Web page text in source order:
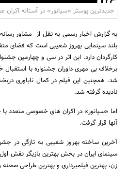
جدیدترین پوستر «سیانور» در آستانه اکران
به گزارش اخبار رسمی به نقل از مشاور
بلند سینمایی بهروز شعیبی است که فضای
کارگردان دارد. این اثر در سی و چهارمین
برخلاف بی مهری داوران جشنواره با
شد. همچنین این فیلم در کمال ناباوری
نادیده گرفته شد.
اما «سیانور» در اکران های خصوصی متعدد
آنها قرار گرفت.
آخرین ساخته بهروز شعیبی به تازگی در
سینمای ایران در بخش بهترین بازیگر نقش
زن، بهترین فیلمبرداری و بهترین طراحی